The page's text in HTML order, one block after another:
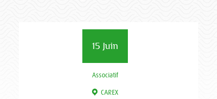
15 Juin
Associatif
CAREX